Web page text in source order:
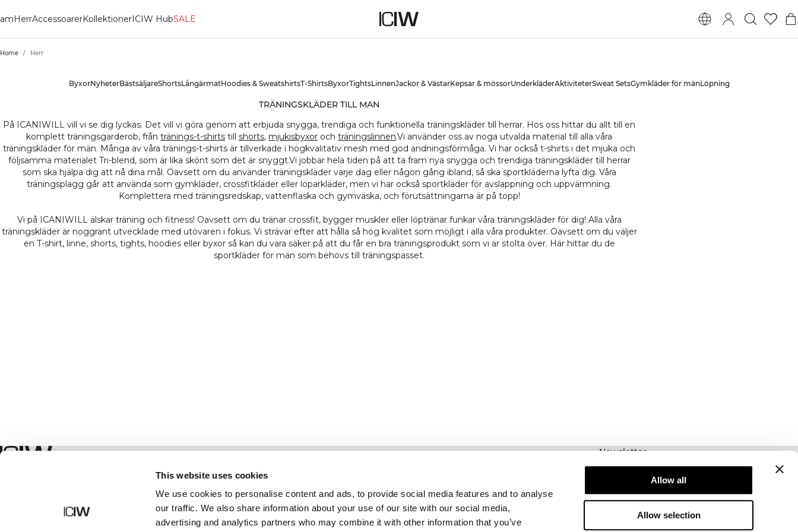
This website uses cookies
We use cookies to personalise content and ads, to provide social media features and to analyse
our traffic. We also share information about your use of our site with our social media,
advertising and analytics partners who may combine it with other information that you’ve
Allow all
Allow selection
HerrAccessoarerKollektionerICIW HubSALE
Home / Herr
ByxorNyheterBästsäljareShortsLångärmatHoodies & SweatshirtsT-ShirtsByxorTightsLinnenJackor & VästarKepsar & mössorUnderkläderAktiviteterSweat SetsGymkläder för mänLöpning
TRÄNINGSKLÄDER TILL MAN
På ICANIWILL vill vi se dig lyckas. Det vill vi göra genom att erbjuda snygga, trendiga och funktionella träningskläder till herrar. Hos oss hittar du allt till en
komplett träningsgarderob, fråntränings-t-shirts tillshorts, mjukisbyxor ochträningslinnen.Vi använder oss av noga utvalda material till alla våra
träningskläder för män. Många av våra tränings-t-shirts är tillverkade i högkvalitativ mesh med god andningsförmåga. Vi har också t-shirts i det mjuka och
följsamma materialet Tri-blend, som är lika skönt som det är snyggt.Vi jobbar hela tiden på att ta fram nya snygga och trendiga träningskläder till herrar
som ska hjälpa dig att nå dina mål. Oavsett om du använder träningskläder varje dag eller någon gång ibland, så ska sportkläderna lyfta dig. Våra
träningsplagg går att använda som gymkläder, crossfitkläder eller löparkläder, men vi har också sportkläder för avslappning och uppvärmning.
Komplettera med träningsredskap, vattenflaska och gymväska, och förutsättningarna är på topp!
Vi på ICANIWILL älskar träning och fitness! Oavsett om du tränar crossfit, bygger muskler eller löptränar funkar våra träningskläder för dig! Alla våra
träningskläder är noggrant utvecklade med utövaren i fokus. Vi strävar efter att hålla så hög kvalitet som möjligt i alla våra produkter. Oavsett om du väljer
en T-shirt, linne, shorts, tights, hoodies eller byxor så kan du vara säker på att du får en bra träningsprodukt som vi är stolta över. Här hittar du de
sportkläder för män som behövs till träningspasset.
Newsletter
Prenumerera på vårt nyhetsbrev! Få exklusiva
erbjudanden, våra senaste nyheter och mycket
mer.